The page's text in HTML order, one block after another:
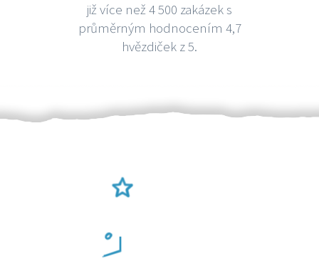
již více než 4 500 zakázek s
průměrným hodnocením 4,7
hvězdiček z 5.